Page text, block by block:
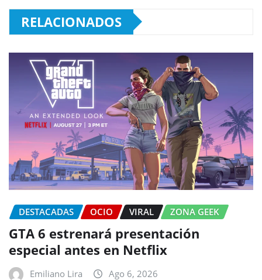
RELACIONADOS
DESTACADAS OCIO VIRAL ZONA GEEK
GTA 6 estrenará presentación
especial antes en Netflix
Emiliano Lira Ago 6, 2026